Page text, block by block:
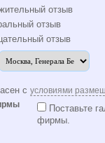
отзыв
отзыв
отзыв
с условиями
Поставьте
фирмы.